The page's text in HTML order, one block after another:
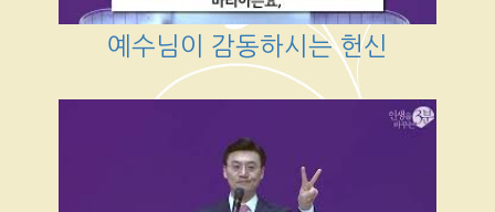
예수님이 감동하시는 헌신